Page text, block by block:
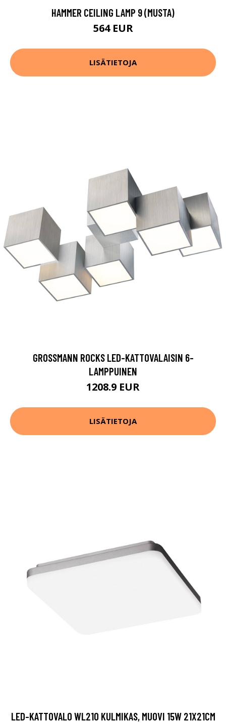
HAMMER CEILING LAMP 9 (MUSTA)
564 EUR
LISÄTIETOJA
GROSSMANN ROCKS LED-KATTOVALAISIN 6-
LAMPPUINEN
1208.9 EUR
LISÄTIETOJA
LED-KATTOVALO WL210 KULMIKAS, MUOVI 15W 21X21CM